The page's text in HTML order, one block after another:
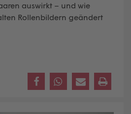
auswirkt – und wie
Rollenbildern geändert